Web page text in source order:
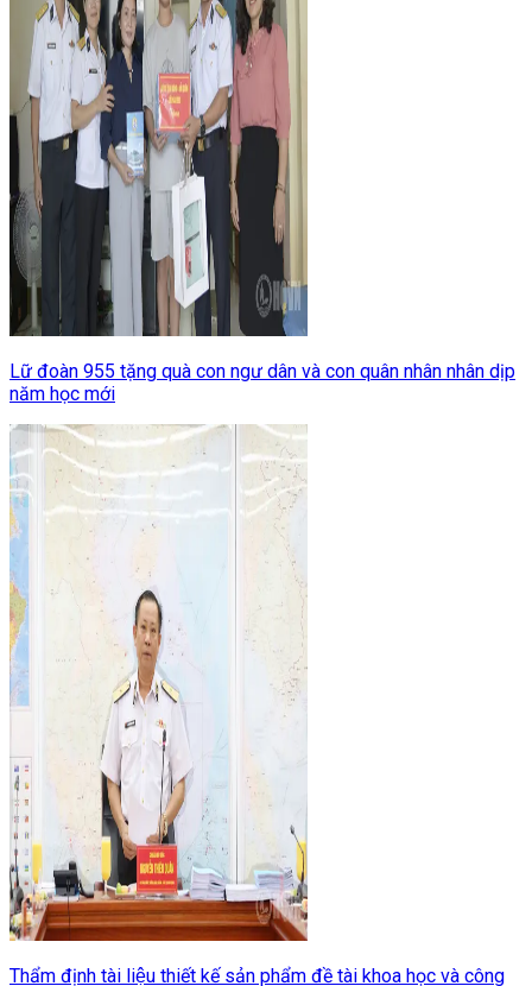
Lữ đoàn 955 tặng quà con ngư dân và con quân nhân nhân dịp
năm học mới
Thẩm định tài liệu thiết kế sản phẩm đề tài khoa học và công